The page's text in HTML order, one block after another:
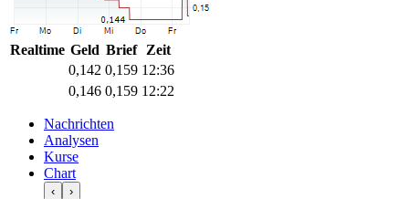
Realtime Geld Brief
Zeit
0,142 0,159 12:36
0,146 0,159 12:22
Nachrichten
Analysen
Kurse
Chart
‹ ›